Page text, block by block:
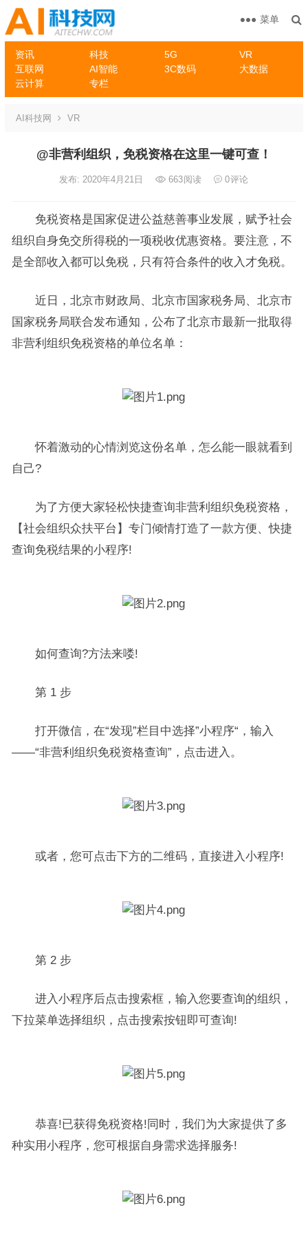
资讯 科技 5G
VR
互联网
AI智能 3C数码
大数据
云计算
专栏
菜单
AI科技网 VR
@非营利组织，免税资格在这里一键可查！
发布: 2020年4月21日 663阅读 0评论
免税资格是国家促进公益慈善事业发展，赋予社会
组织自身免交所得税的一项税收优惠资格。要注意，不
是全部收入都可以免税，只有符合条件的收入才免税。
近日，北京市财政局、北京市国家税务局、北京市
国家税务局联合发布通知，公布了北京市最新一批取得
非营利组织免税资格的单位名单：
怀着激动的心情浏览这份名单，怎么能一眼就看到
自己?
为了方便大家轻松快捷查询非营利组织免税资格，
【社会组织众扶平台】专门倾情打造了一款方便、快捷
查询免税结果的小程序!
如何查询?方法来喽!
第 1 步
打开微信，在“发现”栏目中选择”小程序“，输入
——“非营利组织免税资格查询”，点击进入。
或者，您可点击下方的二维码，直接进入小程序!
第 2 步
进入小程序后点击搜索框，输入您要查询的组织，
下拉菜单选择组织，点击搜索按钮即可查询!
恭喜!已获得免税资格!同时，我们为大家提供了多
种实用小程序，您可根据自身需求选择服务!